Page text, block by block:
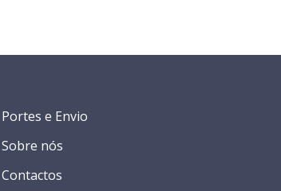
Portes e Envio
Sobre nós
Contactos